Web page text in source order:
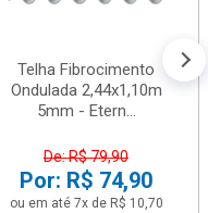
Telha Fibrocimento
Ondulada 2,44x1,10m
5mm - Etern...
De: R$ 79,90
Por: R$ 74,90
ou em até 7x de R$ 10,70